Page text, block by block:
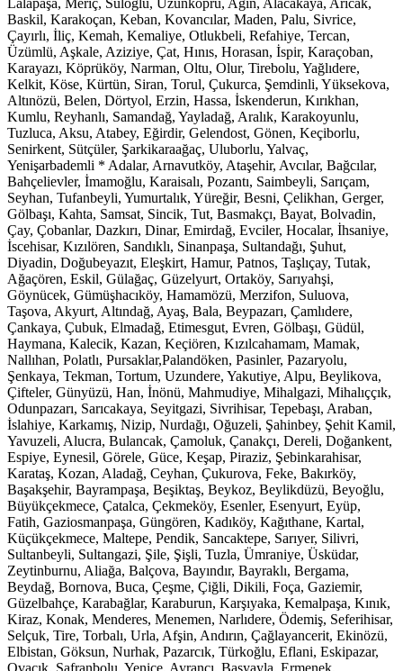
Lalapaşa, Meriç, Süloğlu, Uzunköprü, Ağın, Alacakaya, Arıcak,
Baskil, Karakoçan, Keban, Kovancılar, Maden, Palu, Sivrice,
Çayırlı, İliç, Kemah, Kemaliye, Otlukbeli, Refahiye, Tercan,
Üzümlü, Aşkale, Aziziye, Çat, Hınıs, Horasan, İspir, Karaçoban,
Karayazı, Köprüköy, Narman, Oltu, Olur, Tirebolu, Yağlıdere,
Kelkit, Köse, Kürtün, Siran, Torul, Çukurca, Şemdinli, Yüksekova,
Altınözü, Belen, Dörtyol, Erzin, Hassa, İskenderun, Kırıkhan,
Kumlu, Reyhanlı, Samandağ, Yayladağ, Aralık, Karakoyunlu,
Tuzluca, Aksu, Atabey, Eğirdir, Gelendost, Gönen, Keçiborlu,
Senirkent, Sütçüler, Şarkikaraağaç, Uluborlu, Yalvaç,
Yenişarbademli * Adalar, Arnavutköy, Ataşehir, Avcılar, Bağcılar,
Bahçelievler, İmamoğlu, Karaisalı, Pozantı, Saimbeyli, Sarıçam,
Seyhan, Tufanbeyli, Yumurtalık, Yüreğir, Besni, Çelikhan, Gerger,
Gölbaşı, Kahta, Samsat, Sincik, Tut, Basmakçı, Bayat, Bolvadin,
Çay, Çobanlar, Dazkırı, Dinar, Emirdağ, Evciler, Hocalar, İhsaniye,
İscehisar, Kızılören, Sandıklı, Sinanpaşa, Sultandağı, Şuhut,
Diyadin, Doğubeyazıt, Eleşkirt, Hamur, Patnos, Taşlıçay, Tutak,
Ağaçören, Eskil, Gülağaç, Güzelyurt, Ortaköy, Sarıyahşi,
Göynücek, Gümüşhacıköy, Hamamözü, Merzifon, Suluova,
Taşova, Akyurt, Altındağ, Ayaş, Bala, Beypazarı, Çamlıdere,
Çankaya, Çubuk, Elmadağ, Etimesgut, Evren, Gölbaşı, Güdül,
Haymana, Kalecik, Kazan, Keçiören, Kızılcahamam, Mamak,
Nallıhan, Polatlı, Pursaklar,Palandöken, Pasinler, Pazaryolu,
Şenkaya, Tekman, Tortum, Uzundere, Yakutiye, Alpu, Beylikova,
Çifteler, Günyüzü, Han, İnönü, Mahmudiye, Mihalgazi, Mihalıççık,
Odunpazarı, Sarıcakaya, Seyitgazi, Sivrihisar, Tepebaşı, Araban,
İslahiye, Karkamış, Nizip, Nurdağı, Oğuzeli, Şahinbey, Şehit Kamil,
Yavuzeli, Alucra, Bulancak, Çamoluk, Çanakçı, Dereli, Doğankent,
Espiye, Eynesil, Görele, Güce, Keşap, Piraziz, Şebinkarahisar,
Karataş, Kozan, Aladağ, Ceyhan, Çukurova, Feke, Bakırköy,
Başakşehir, Bayrampaşa, Beşiktaş, Beykoz, Beylikdüzü, Beyoğlu,
Büyükçekmece, Çatalca, Çekmeköy, Esenler, Esenyurt, Eyüp,
Fatih, Gaziosmanpaşa, Güngören, Kadıköy, Kağıthane, Kartal,
Küçükçekmece, Maltepe, Pendik, Sancaktepe, Sarıyer, Silivri,
Sultanbeyli, Sultangazi, Şile, Şişli, Tuzla, Ümraniye, Üsküdar,
Zeytinburnu, Aliağa, Balçova, Bayındır, Bayraklı, Bergama,
Beydağ, Bornova, Buca, Çeşme, Çiğli, Dikili, Foça, Gaziemir,
Güzelbahçe, Karabağlar, Karaburun, Karşıyaka, Kemalpaşa, Kınık,
Kiraz, Konak, Menderes, Menemen, Narlıdere, Ödemiş, Seferihisar,
Selçuk, Tire, Torbalı, Urla, Afşin, Andırın, Çağlayancerit, Ekinözü,
Elbistan, Göksun, Nurhak, Pazarcık, Türkoğlu, Eflani, Eskipazar,
Ovacık, Safranbolu, Yenice, Ayrancı, Başyayla, Ermenek,